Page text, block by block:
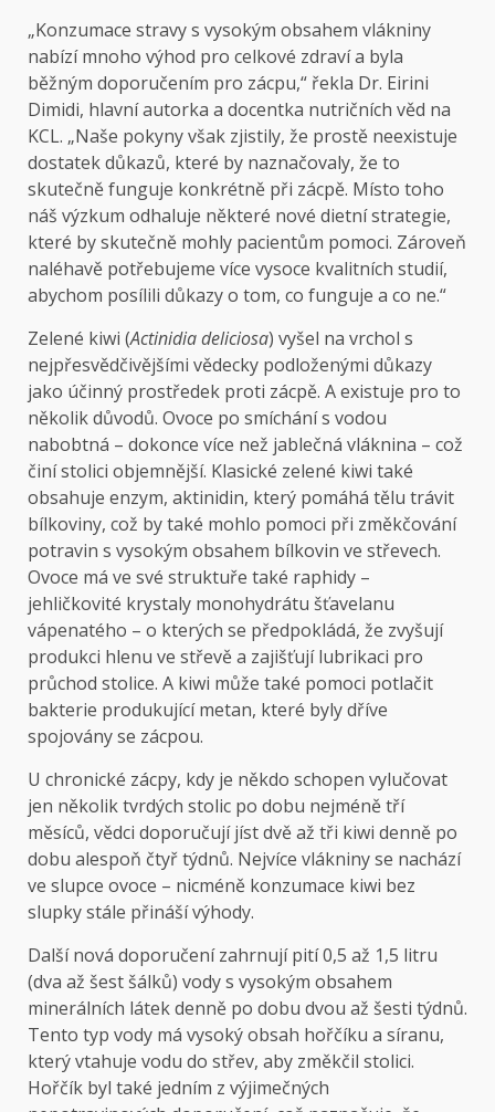
„Konzumace stravy s vysokým obsahem vlákniny
nabízí mnoho výhod pro celkové zdraví a byla
běžným doporučením pro zácpu,“ řekla Dr. Eirini
Dimidi, hlavní autorka a docentka nutričních věd na
KCL. „Naše pokyny však zjistily, že prostě neexistuje
dostatek důkazů, které by naznačovaly, že to
skutečně funguje konkrétně při zácpě. Místo toho
náš výzkum odhaluje některé nové dietní strategie,
které by skutečně mohly pacientům pomoci. Zároveň
naléhavě potřebujeme více vysoce kvalitních studií,
abychom posílili důkazy o tom, co funguje a co ne.“
Zelené kiwi (Actinidia deliciosa) vyšel na vrchol s
nejpřesvědčivějšími vědecky podloženými důkazy
jako účinný prostředek proti zácpě. A existuje pro to
několik důvodů. Ovoce po smíchání s vodou
nabobtná – dokonce více než jablečná vláknina – což
činí stolici objemnější. Klasické zelené kiwi také
obsahuje enzym, aktinidin, který pomáhá tělu trávit
bílkoviny, což by také mohlo pomoci při změkčování
potravin s vysokým obsahem bílkovin ve střevech.
Ovoce má ve své struktuře také raphidy –
jehličkovité krystaly monohydrátu šťavelanu
vápenatého – o kterých se předpokládá, že zvyšují
produkci hlenu ve střevě a zajišťují lubrikaci pro
průchod stolice. A kiwi může také pomoci potlačit
bakterie produkující metan, které byly dříve
spojovány se zácpou.
U chronické zácpy, kdy je někdo schopen vylučovat
jen několik tvrdých stolic po dobu nejméně tří
měsíců, vědci doporučují jíst dvě až tři kiwi denně po
dobu alespoň čtyř týdnů. Nejvíce vlákniny se nachází
ve slupce ovoce – nicméně konzumace kiwi bez
slupky stále přináší výhody.
Další nová doporučení zahrnují pití 0,5 až 1,5 litru
(dva až šest šálků) vody s vysokým obsahem
minerálních látek denně po dobu dvou až šesti týdnů.
Tento typ vody má vysoký obsah hořčíku a síranu,
který vtahuje vodu do střev, aby změkčil stolici.
Hořčík byl také jedním z výjimečných